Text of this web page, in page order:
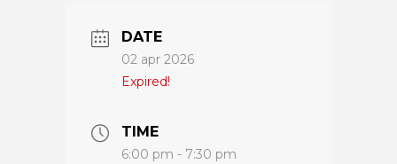
DATE
02 apr 2026
Expired!
TIME
6:00 pm - 7:30 pm